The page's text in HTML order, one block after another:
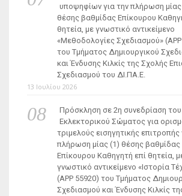
υποψηφίων για την πλήρωση
θέσης βαθμίδας Επίκουρου
θητεία, με γνωστικό αντικείμενο
«Μεθοδολογίες Σχεδιασμού»
του Τμήματος Δημιουργικού
και Ένδυσης Κιλκίς της Σχολής
Σχεδιασμού του ΔΙ.ΠΑ.Ε.
13 Ιουλίου 2026
Πρόσκληση σε 2η συνεδρίαση του
Εκλεκτορικού Σώματος για
τριμελούς εισηγητικής επιτροπής
πλήρωση μίας (1) θέσης βαθμίδας
Επίκουρου Καθηγητή επί θητεία,
γνωστικό αντικείμενο «Ιστορία
(ΑΡΡ 55920) του Τμήματος
Σχεδιασμού και Ένδυσης Κιλκίς